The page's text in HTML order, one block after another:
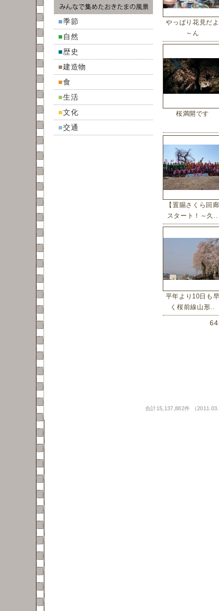
■季節
■自然
■歴史
■建造物
■食
■生活
■文化
■交通
やっぱり花見だよ
～ん
桜満開です
【置賜さくら回廊
スタート！～久..
平年より10日も
く桜前線山形..
合計15,137,882件 （